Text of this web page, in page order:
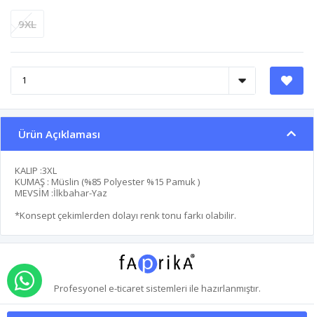
9XL
Ürün Açıklaması
KALIP :3XL
KUMAŞ : Müslin (%85 Polyester %15 Pamuk )
MEVSİM :İlkbahar-Yaz
*Konsept çekimlerden dolayı renk tonu farkı olabilir.
Profesyonel e-ticaretsistemleri ile hazırlanmıştır.